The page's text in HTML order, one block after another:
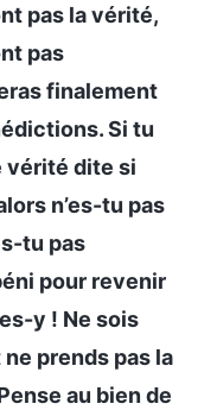
pas la vérité,
pas
finalement
Si tu
vérité dite si
n’es-tu pas
tu pas
pour revenir
y ! Ne sois
prends pas la
au bien de